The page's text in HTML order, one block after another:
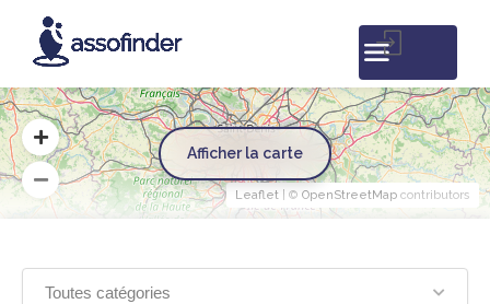
Toutes catégories
Leaflet | © OpenStreetMap contributors
Afficher la carte